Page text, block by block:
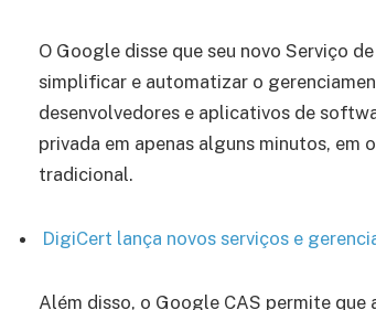
O Google disse que seu novo Serviço
simplificar e automatizar o
desenvolvedores e aplicativos de
privada em apenas alguns minutos, em
tradicional.
DigiCert lança novos serviços e
Além disso, o Google CAS permite